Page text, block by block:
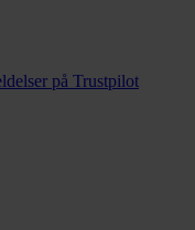
på Trustpilot